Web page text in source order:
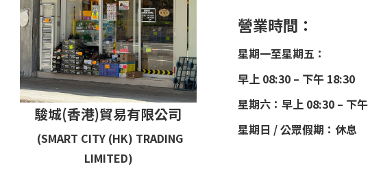
駿城(香港)貿易有限公司
(SMART CITY (HK) TRADING
LIMITED)
營業時間：
星期一至星期五：
早上 08:30 – 下午 18:30
星期六：早上 08:30 – 下
星期日 / 公眾假期：休息